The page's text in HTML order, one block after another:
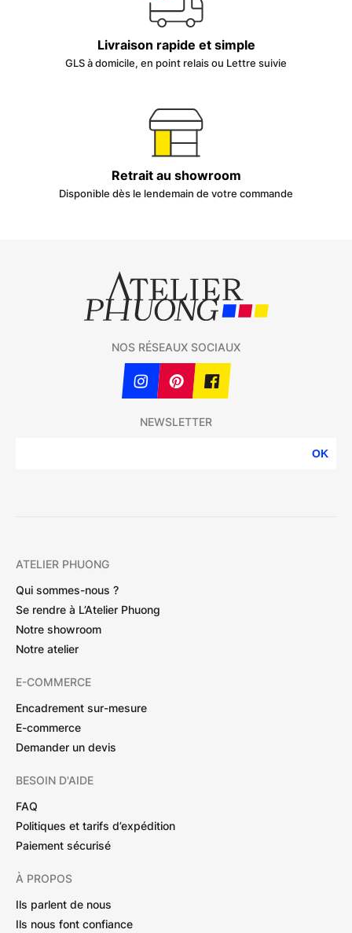
Livraison rapide et simple
GLS à domicile, en point relais ou Lettre suivie
Retrait au showroom
Disponible dès le lendemain de votre commande
NEWSLETTER
OK
NOS RÉSEAUX SOCIAUX
ATELIER PHUONG
Qui sommes-nous ?
Se rendre à L’Atelier Phuong
Notre showroom
Notre atelier
E-COMMERCE
Encadrement sur-mesure
E-commerce
Demander un devis
BESOIN D'AIDE
FAQ
Politiques et tarifs d’expédition
Paiement sécurisé
À PROPOS
Ils parlent de nous
Ils nous font confiance